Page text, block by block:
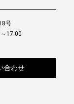
号
17:00
合わせ